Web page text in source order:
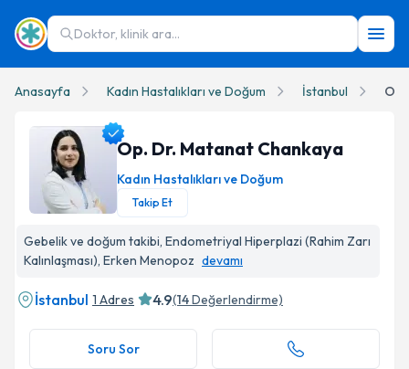
Doktor, klinik ara...
Anasayfa Kadın Hastalıkları ve Doğum İstanbul
Op. Dr. Matanat Chankaya
Kadın Hastalıkları ve Doğum
Takip Et
Gebelik ve doğum takibi, Endometriyal Hiperplazi (Rahim Zarı
Kalınlaşması), Erken Menopoz devamı
İstanbul 1 Adres 4.9(14Değerlendirme)
Soru Sor